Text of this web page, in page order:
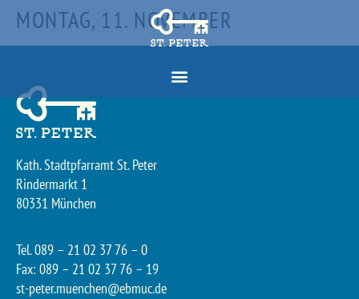
MONTAG, 11. NOVEMBER
Kath. Stadtpfarramt St. Peter
Rindermarkt 1
80331 München
Tel. 089 – 21 02 37 76 – 0
Fax: 089 – 21 02 37 76 – 19
st-peter.muenchen@ebmuc.de